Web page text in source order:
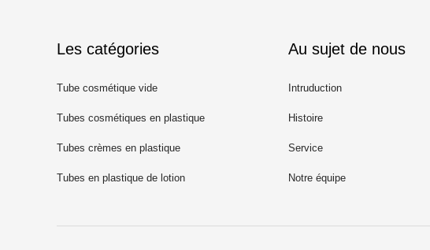
Les catégories
Tube cosmétique vide
Tubes cosmétiques en plastique
Tubes crèmes en plastique
Tubes en plastique de lotion
Au sujet de nous
Intruduction
Histoire
Service
Notre équipe